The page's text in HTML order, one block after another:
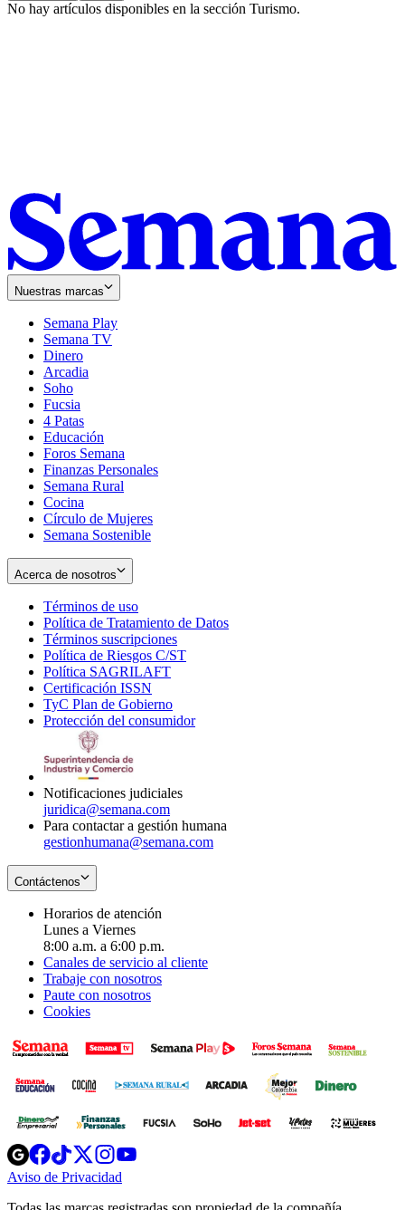
No hay artículos disponibles en la sección Turismo.
Nuestras marcas
Semana Play
Semana TV
Dinero
Arcadia
Soho
in
new
window
Fucsia
in
new
window
4 Patas
Educación
Foros Semana
Finanzas Personales
Semana Rural
Cocina
Círculo de Mujeres
Semana Sostenible
Acerca de nosotros
Términos de uso
in
new
window
Política de Tratamiento de Datos
Términos suscripciones
in
Política de Riesgos C/ST
Política SAGRILAFT
new
window
Certificación ISSN
in
new
TyC Plan de Gobierno
in
Protección del consumidorOpens
Notificaciones judiciales
juridica@semana.com
Para contactar a gestión humana
gestionhumana@semana.com
Contáctenos
Horarios de atención
Lunes a Viernes
8:00 a.m. a 6:00 p.m.
Canales de servicio al cliente
Trabaje con nosotros
Paute con nosotros
Cookies
Opens
in
new
Opens
in
new
Opens
in
new
window
Opens
new
windowwindow
Aviso de Privacidad